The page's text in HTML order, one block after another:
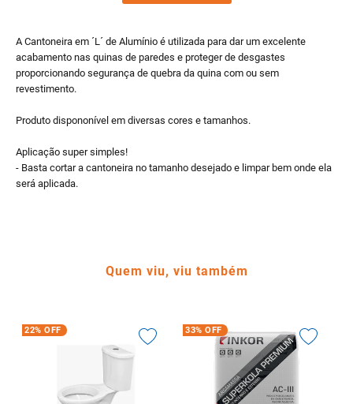
A Cantoneira em ´L´ de Alumínio é utilizada para dar um excelente
acabamento nas quinas de paredes e proteger de desgastes
proporcionando segurança de quebra da quina com ou sem
revestimento.
Produto dispononível em diversas cores e tamanhos.
Aplicação super simples!
- Basta cortar a cantoneira no tamanho desejado e limpar bem onde ela
será aplicada.
Quem viu, viu também
22% OFF 33% OFF